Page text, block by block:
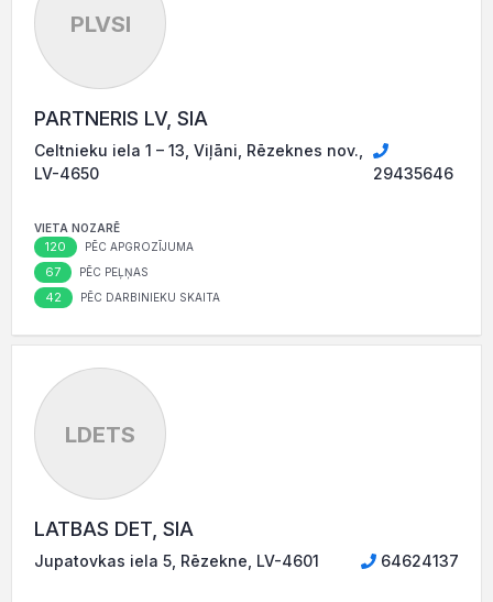
PLVSI
PARTNERIS LV, SIA
Celtnieku iela 1 – 13, Viļāni, Rēzeknes nov.,
LV-4650
29435646
VIETA NOZARĒ
120 PĒC APGROZĪJUMA
67 PĒC PEĻŅAS
42 PĒC DARBINIEKU SKAITA
LDETS
LATBAS DET, SIA
Jupatovkas iela 5, Rēzekne, LV-4601 64624137